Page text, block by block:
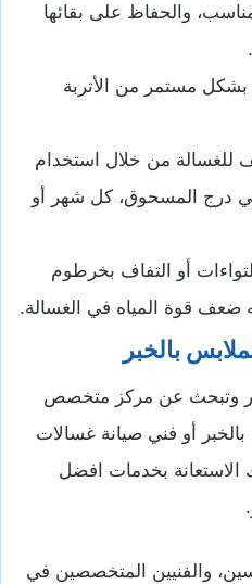
والحفاظ على بقائها
مستمر من الأتربة
من خلال استخدام
درج المسحوق، كل شهر أو
أو التفاف بخرطوم
ضعف قوة المياه في الغسالة.
بالخبر
وتبحث عن مركز متخصص
أو فني صيانة غسالات
الاستعانة بخدمات افضل
والفنيين المتخصصين في